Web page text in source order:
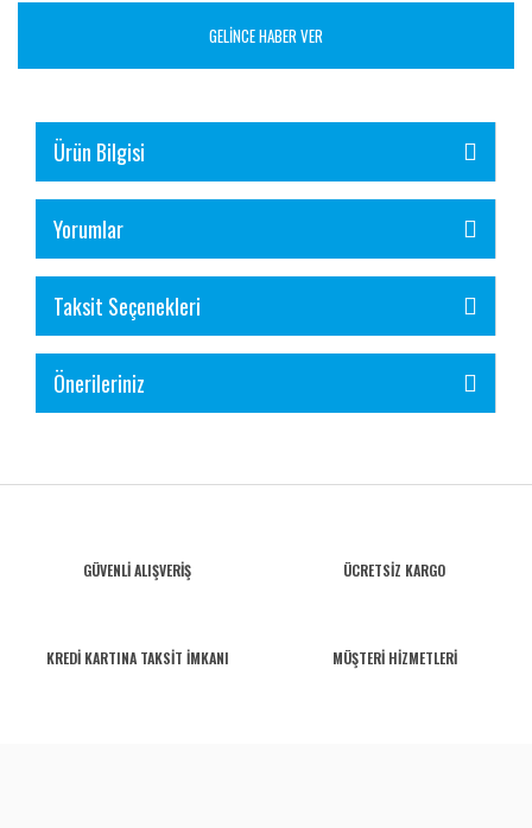
GELİNCE HABER VER
Ürün Bilgisi
Yorumlar
Taksit Seçenekleri
Önerileriniz
GÜVENLİ ALIŞVERİŞ ÜCRETSİZ KARGO
KREDİ KARTINA TAKSİT İMKANI MÜŞTERİ HİZMETLERİ